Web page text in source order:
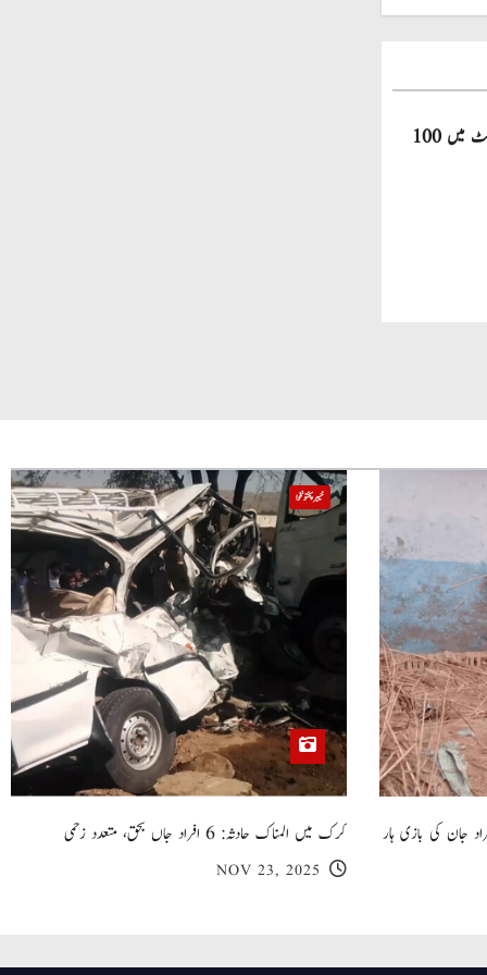
صاحبزادہ فرحان ایک سال میں ٹی ٹوئنٹی کرکٹ میں 100
گھر کی چھت گرنے کا سانحہ: 5 افراد جان کی بازی ہار
خیبر پختونخوا
کرک میں المناک حادثہ: 6 افراد جاں بحق، متعدد زخمی
NOV 23, 2025